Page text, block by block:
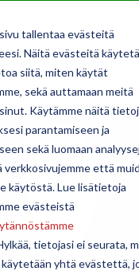
tallentaa evästeitä
Näitä evästeitä
siitä, miten käytät
sekä auttamaan meitä
Käytämme näitä
parantamiseen ja
sekä luomaan
verkkosivujemme että
käytöstä. Lue lisätietoja
evästeistä
tietojasi ei seurata,
käytetään yhtä evästettä,